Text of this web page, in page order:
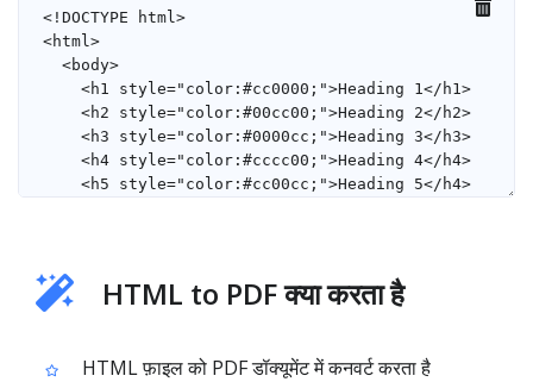
HTML to PDF क्या करता है
HTML फ़ाइल को PDF डॉक्यूमेंट में कनवर्ट करता है